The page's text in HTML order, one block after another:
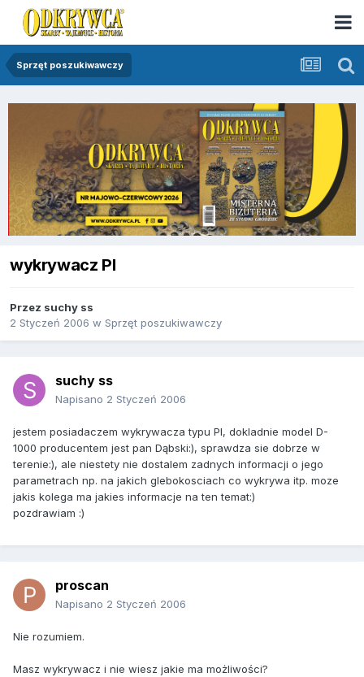
Sprzęt poszukiwawczy
wykrywacz PI
Przez suchy ss
2 Styczeń 2006 w Sprzęt poszukiwawczy
suchy ss
Napisano 2 Styczeń 2006
jestem posiadaczem wykrywacza typu PI, dokladnie model D-
1000 producentem jest pan Dąbski:), sprawdza sie dobrze w
terenie:), ale niestety nie dostalem zadnych informacji o jego
parametrach np. na jakich glebokosciach co wykrywa itp. moze
jakis kolega ma jakies informacje na ten temat:)
pozdrawiam :)
proscan
Napisano 2 Styczeń 2006
Nie rozumiem.
Masz wykrywacz i nie wiesz jakie ma możliwości?